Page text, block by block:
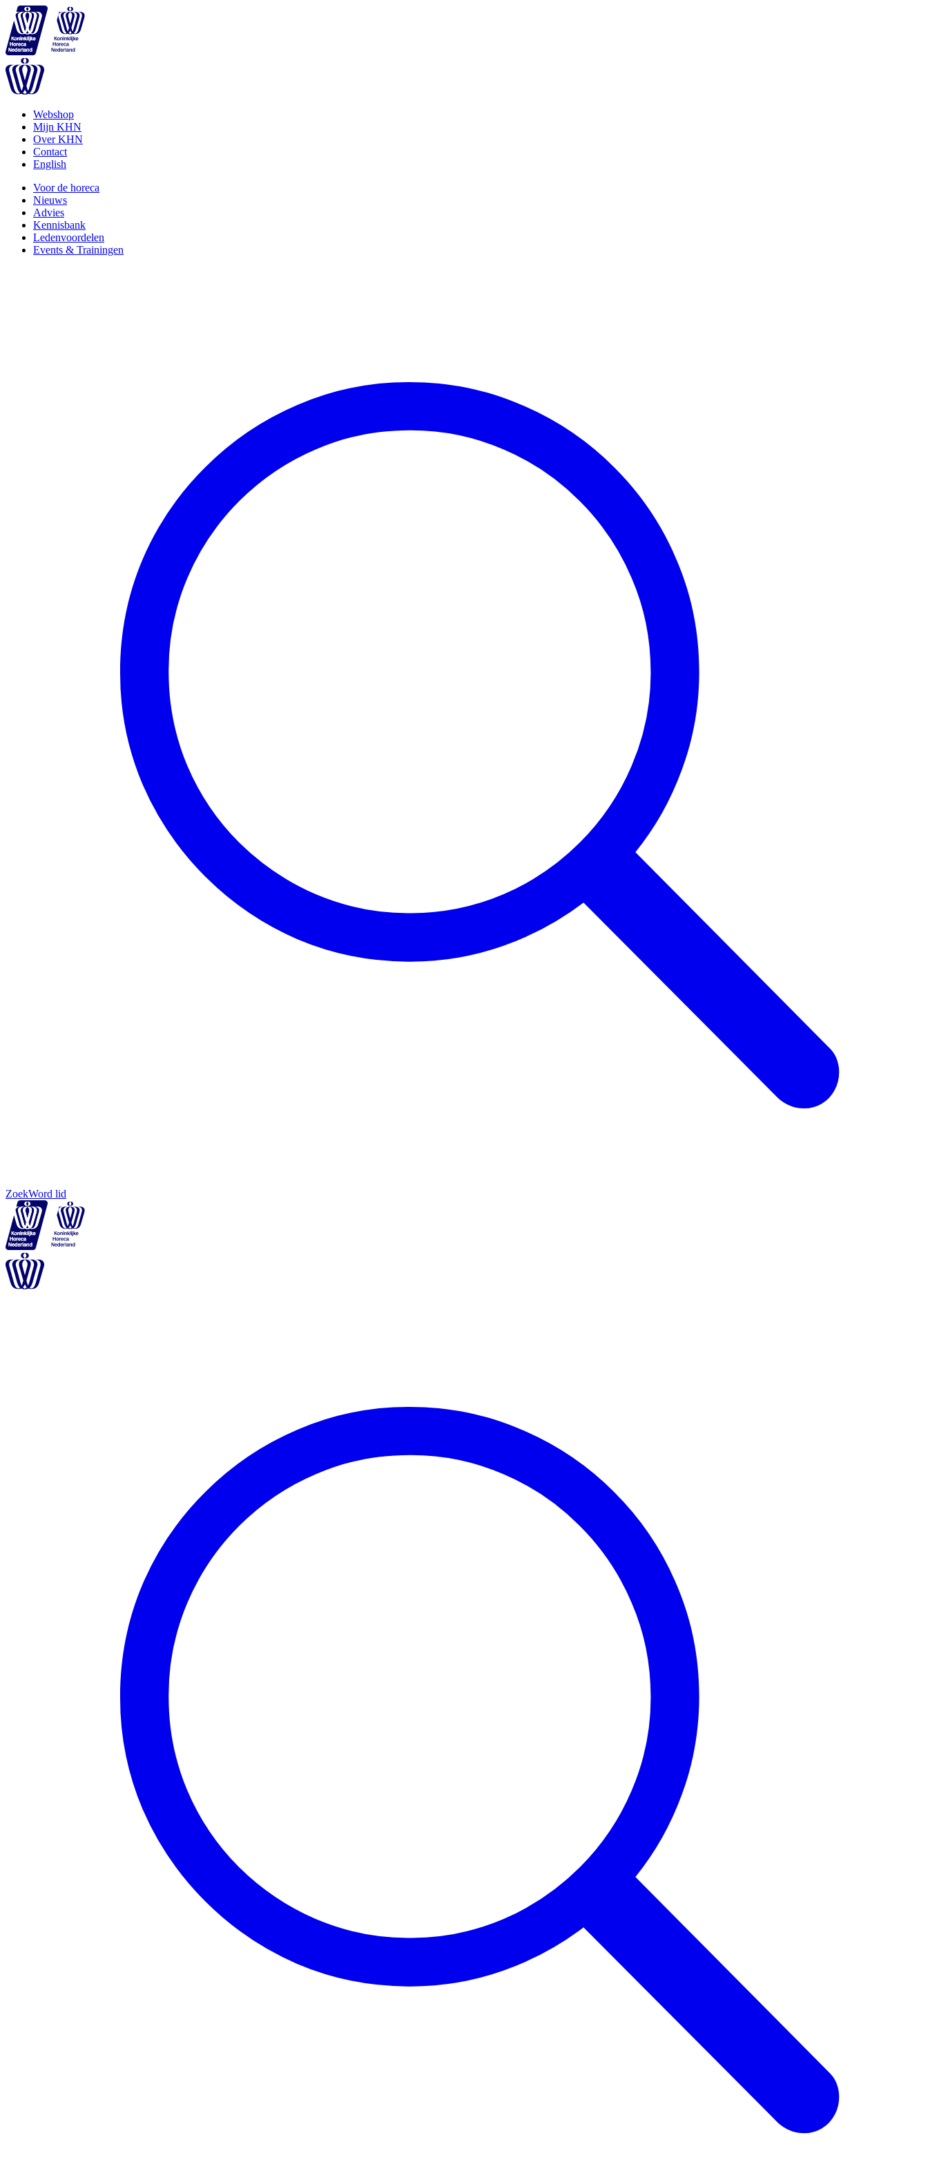
Webshop
Mijn KHN
Over KHN
Contact
English
Voor de horeca
Nieuws
Advies
Kennisbank
Ledenvoordelen
Events & Trainingen
ZoekWord lid